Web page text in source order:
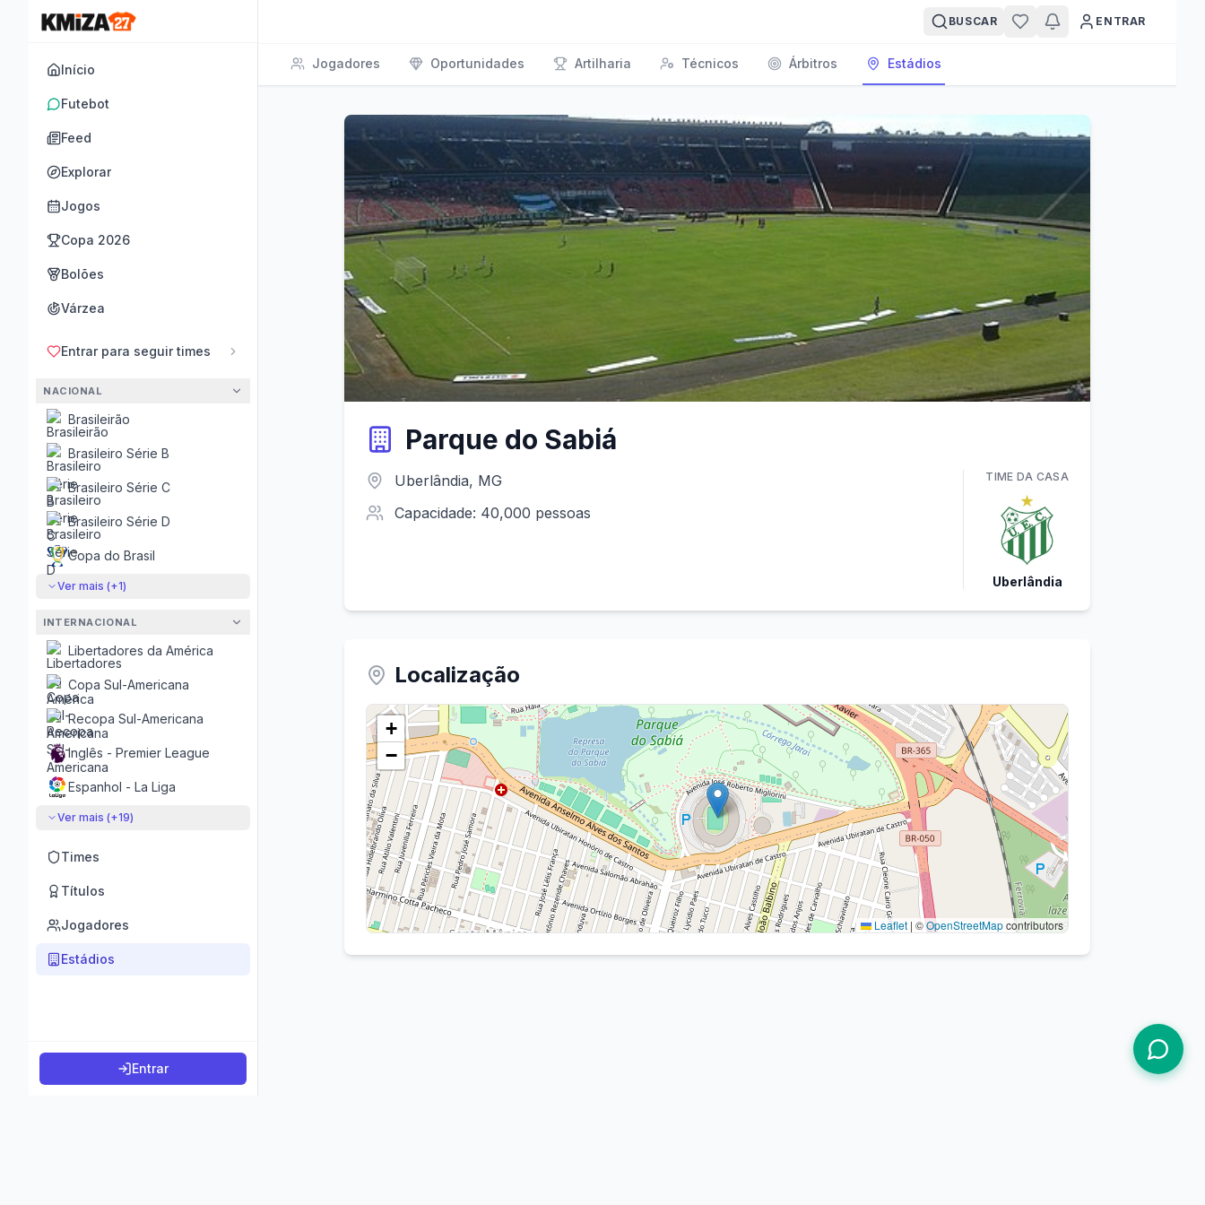
Início
Futebot
Feed
Explorar
Jogos
Copa 2026
Bolões
Várzea
Entrar para seguir times
NACIONAL
Brasileirão
Brasileiro Série B
Brasileiro Série C
Brasileiro Série D
Copa do Brasil
Ver mais (+1)
INTERNACIONAL
Libertadores da América
Copa Sul-Americana
Recopa Sul-Americana
Inglês - Premier League
Espanhol - La Liga
Ver mais (+19)
Times
Títulos
Jogadores
Estádios
Entrar
BUSCAR ENTRAR
Jogadores Oportunidades Artilharia Técnicos Árbitros Estádios
Parque do Sabiá
Uberlândia, MG
Capacidade: 40,000 pessoas
TIME DA CASA
Uberlândia
Localização
+
−
Leaflet | ©OpenStreetMapcontributors